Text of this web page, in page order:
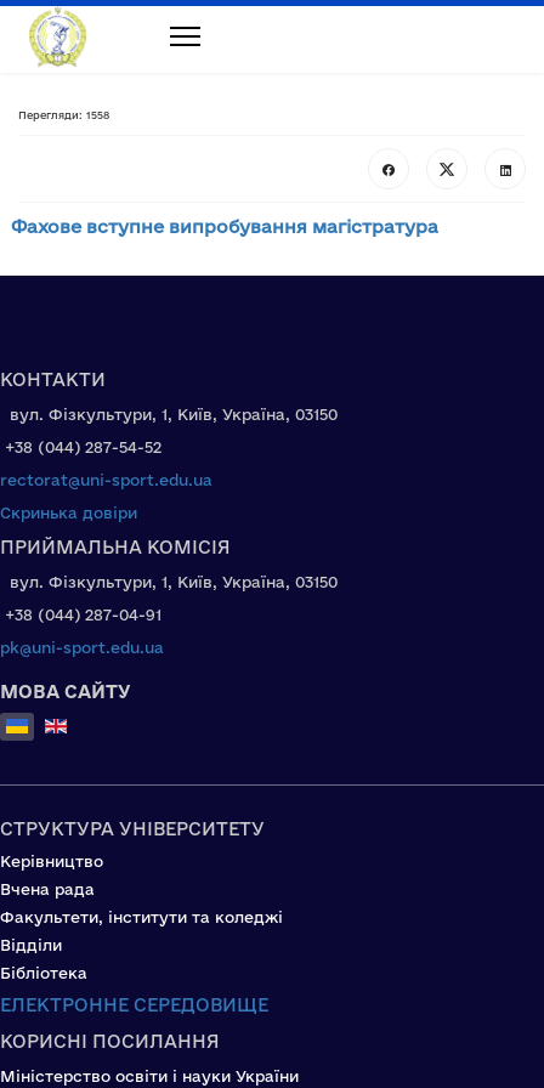
Перегляди: 1558
Фахове вступне випробування магістратура
КОНТАКТИ
вул. Фізкультури, 1, Київ, Україна, 03150
+38 (044) 287-54-52
rectorat@uni-sport.edu.ua
Скринька довіри
ПРИЙМАЛЬНА КОМІСІЯ
вул. Фізкультури, 1, Київ, Україна, 03150
+38 (044) 287-04-91
pk@uni-sport.edu.ua
МОВА САЙТУ
Оберіть свою мову
СТРУКТУРА УНІВЕРСИТЕТУ
Керівництво
Вчена рада
Факультети, інститути та коледжі
Відділи
Бібліотека
ЕЛЕКТРОННЕ СЕРЕДОВИЩЕ
КОРИСНІ ПОСИЛАННЯ
Міністерство освіти і науки України